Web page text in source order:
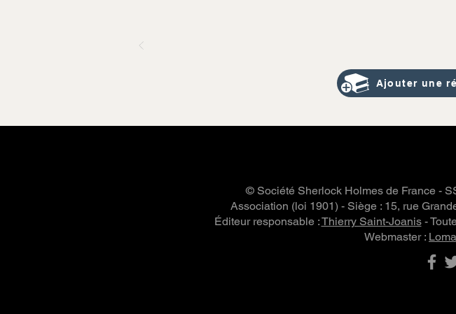
Ajouter une
© Société Sherlock Holmes de France -
Association (loi 1901) - Siège : 15, rue
Éditeur responsable :Thierry Saint-Joanis-
Webmaster :